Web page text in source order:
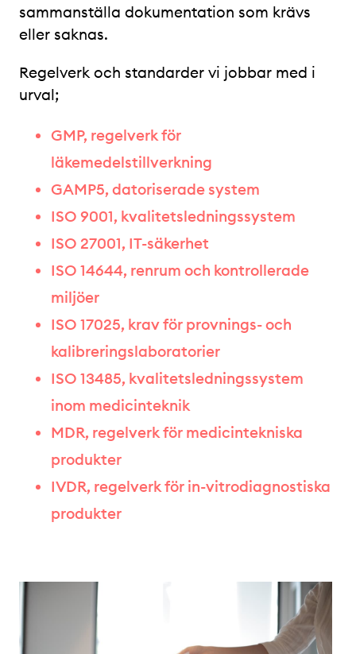
sammanställa dokumentation som krävs
eller saknas.
Regelverk och standarder vi jobbar med i
urval;
GMP, regelverk för
läkemedelstillverkning
GAMP5, datoriserade system
ISO 9001, kvalitetsledningssystem
ISO 27001, IT-säkerhet
ISO 14644, renrum och kontrollerade
miljöer
ISO 17025, krav för provnings- och
kalibreringslaboratorier
ISO 13485, kvalitetsledningssystem
inom medicinteknik
MDR, regelverk för medicintekniska
produkter
IVDR, regelverk för in-vitrodiagnostiska
produkter